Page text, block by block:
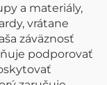
a materiály,
vrátane
záväznosť
podporovať